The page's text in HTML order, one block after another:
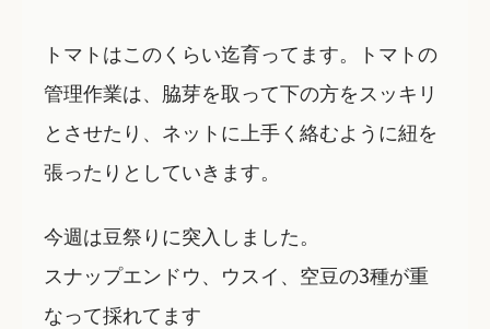
トマトはこのくらい迄育ってます。トマトの
管理作業は、脇芽を取って下の方をスッキリ
とさせたり、ネットに上手く絡むように紐を
張ったりとしていきます。
今週は豆祭りに突入しました。
スナップエンドウ、ウスイ、空豆の3種が重
なって採れてます